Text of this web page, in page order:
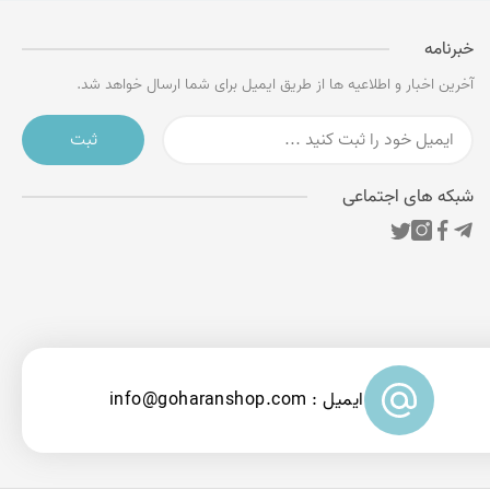
خبرنامه
آخرین اخبار و اطلاعیه ها از طریق ایمیل برای شما ارسال خواهد شد.
ثبت
شبکه های اجتماعی
ایمیل : info@goharanshop.com